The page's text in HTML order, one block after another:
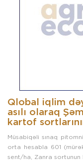
Qlobal iqlim
asılı olaraq
kartof
Müsabiqəli sınaq
orta hesabla 601
sent/ha, Zanra sortunun